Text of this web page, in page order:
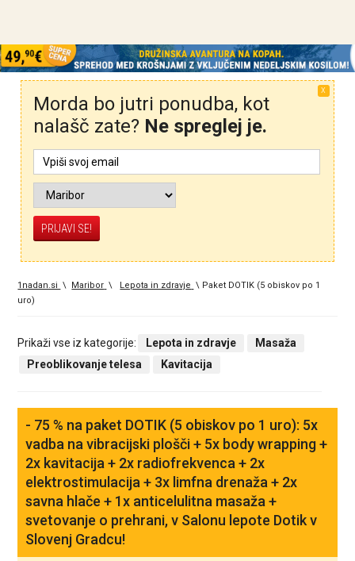
X
Morda bo jutri ponudba, kot
nalašč zate? Ne spreglej je.
1nadan.si \ Maribor \ Lepota in zdravje \ Paket DOTIK (5 obiskov po 1
uro)
Prikaži vse iz kategorije: Lepota in zdravje
Masaža
Preoblikovanje telesa
Kavitacija
- 75 % na paket DOTIK (5 obiskov po 1 uro): 5x
vadba na vibracijski plošči + 5x body wrapping +
2x kavitacija + 2x radiofrekvenca + 2x
elektrostimulacija + 3x limfna drenaža + 2x
savna hlače + 1x anticelulitna masaža +
svetovanje o prehrani, v Salonu lepote Dotik v
Slovenj Gradcu!